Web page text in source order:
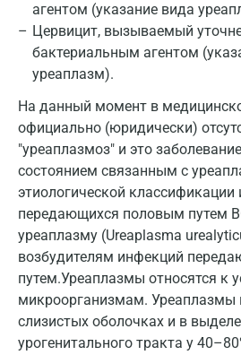
агентом (указание вида
Цервицит, вызываемый
бактериальным агентом
уреаплазм).
На данный момент в
официально (юридически)
"уреаплазмоз" и это
состоянием связанным с
этиологической классификации
передающихся половым путем
уреаплазму (Ureaplasma
возбудителям инфекций
путем.Уреаплазмы относятся к
микроорганизмам. Уреаплазмы
слизистых оболочках и в
урогенитального тракта у
Дмитров
Долгопрудный
Екатеринбург
Звенигород
Зеленоград
Иваново
Ивантеевка